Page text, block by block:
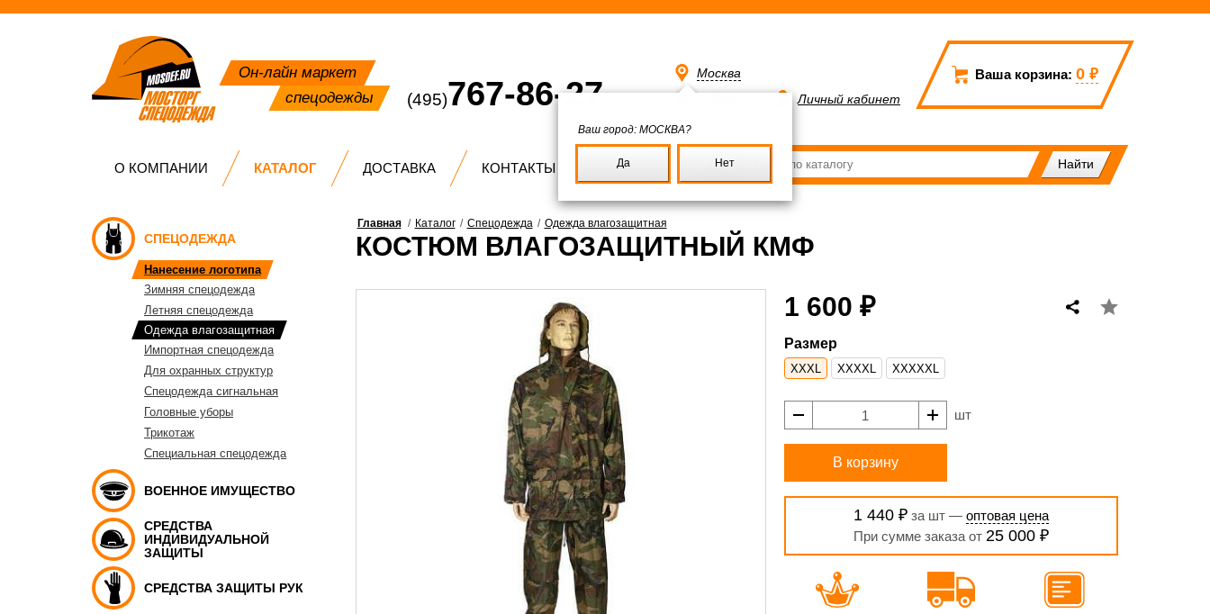
Он-лайн маркет
спецодежды
(495)767-86-27
Ваша корзина: 0 ₽
Москва
Ваш город: МОСКВА?
Да Нет
Личный кабинет
О КОМПАНИИ КАТАЛОГ ДОСТАВКА КОНТАКТЫ
СПЕЦОДЕЖДА
Нанесение логотипа
Зимняя спецодежда
Летняя спецодежда
Одежда влагозащитная
Импортная спецодежда
Для охранных структур
Спецодежда сигнальная
Головные уборы
Трикотаж
Специальная спецодежда
ВОЕННОЕ ИМУЩЕСТВО
СРЕДСТВА
ИНДИВИДУАЛЬНОЙ
ЗАЩИТЫ
СРЕДСТВА ЗАЩИТЫ РУК
Главная / Каталог / Спецодежда / Одежда влагозащитная
КОСТЮМ ВЛАГОЗАЩИТНЫЙ КМФ
1 600 ₽
Размер
XXXL XXXXL XXXXXL
шт
В корзину
1 440 ₽за шт — оптовая цена
При сумме заказа от 25 000 ₽